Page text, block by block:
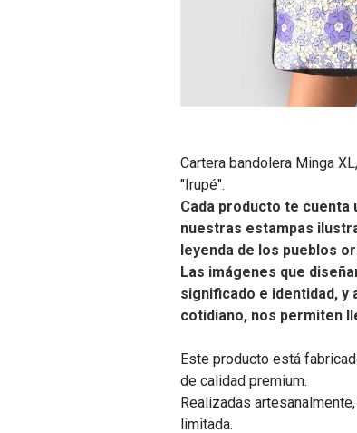
Cartera bandolera Minga
"Irupé".
Cada producto te cuenta
nuestras estampas
leyenda de los pueblos
Las imágenes que
significado e identidad, y
cotidiano, nos permiten
Este producto está
de calidad premium.
Realizadas
limitada.